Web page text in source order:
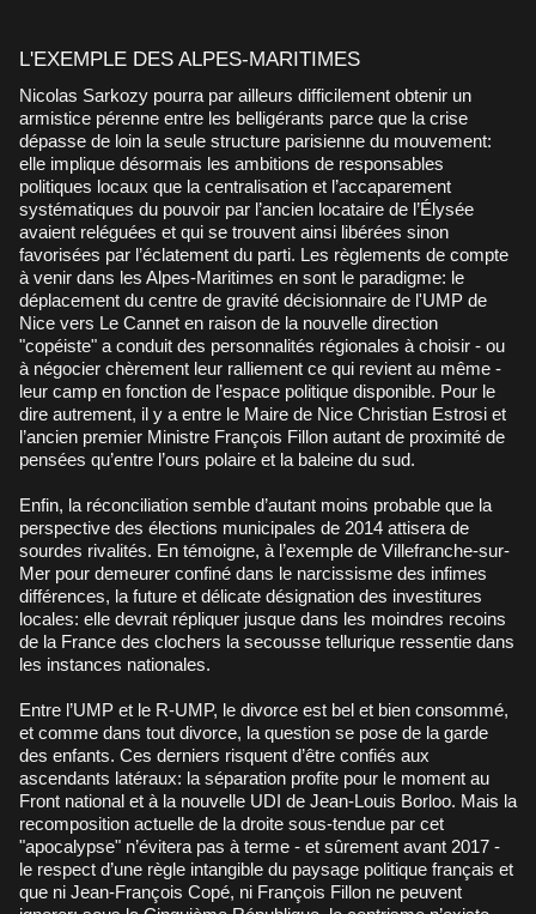
L'EXEMPLE DES ALPES-MARITIMES
Nicolas Sarkozy pourra par ailleurs difficilement obtenir un
armistice pérenne entre les belligérants parce que la crise
dépasse de loin la seule structure parisienne du mouvement:
elle implique désormais les ambitions de responsables
politiques locaux que la centralisation et l’accaparement
systématiques du pouvoir par l’ancien locataire de l’Élysée
avaient reléguées et qui se trouvent ainsi libérées sinon
favorisées par l’éclatement du parti. Les règlements de compte
à venir dans les Alpes-Maritimes en sont le paradigme: le
déplacement du centre de gravité décisionnaire de l'UMP de
Nice vers Le Cannet en raison de la nouvelle direction
"copéiste" a conduit des personnalités régionales à choisir - ou
à négocier chèrement leur ralliement ce qui revient au même -
leur camp en fonction de l’espace politique disponible. Pour le
dire autrement, il y a entre le Maire de Nice Christian Estrosi et
l’ancien premier Ministre François Fillon autant de proximité de
pensées qu’entre l’ours polaire et la baleine du sud.
Enfin, la réconciliation semble d’autant moins probable que la
perspective des élections municipales de 2014 attisera de
sourdes rivalités. En témoigne, à l’exemple de Villefranche-sur-
Mer pour demeurer confiné dans le narcissisme des infimes
différences, la future et délicate désignation des investitures
locales: elle devrait répliquer jusque dans les moindres recoins
de la France des clochers la secousse tellurique ressentie dans
les instances nationales.
Entre l’UMP et le R-UMP, le divorce est bel et bien consommé,
et comme dans tout divorce, la question se pose de la garde
des enfants. Ces derniers risquent d’être confiés aux
ascendants latéraux: la séparation profite pour le moment au
Front national et à la nouvelle UDI de Jean-Louis Borloo. Mais la
recomposition actuelle de la droite sous-tendue par cet
"apocalypse" n’évitera pas à terme - et sûrement avant 2017 -
le respect d’une règle intangible du paysage politique français et
que ni Jean-François Copé, ni François Fillon ne peuvent